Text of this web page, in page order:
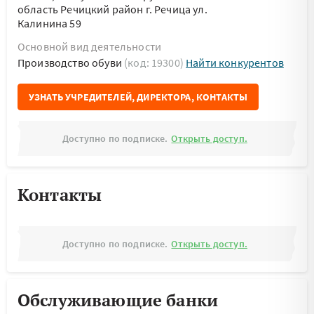
область Речицкий район г. Речица ул.
Калинина 59
Основной вид деятельности
Производство обуви (код: 19300) Найти конкурентов
УЗНАТЬ УЧРЕДИТЕЛЕЙ, ДИРЕКТОРА, КОНТАКТЫ
Доступно по подписке. Открыть доступ.
Контакты
Доступно по подписке. Открыть доступ.
Обслуживающие банки